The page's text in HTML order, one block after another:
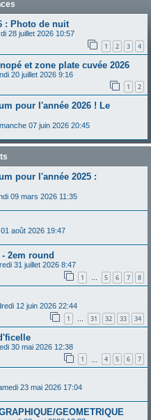
: Photo de nuit
28 juillet 2026 10:57
1 2 3 4
et zone plate cuvée 2026
20 juillet 2026 9:16
1 2
pour l'année 2026 ! Le
07 juin 2026 20:45
pour l'année 2025 :
09 mars 2026 11:35
août 2026 19:47
2em round
31 juillet 2026 8:47
1 … 5 6 7 8
12 juin 2026 22:44
1 … 31 32 33 34
30 mai 2026 12:38
1 4 5 6 7
23 mai 2026 17:04
GEOMETRIQUE